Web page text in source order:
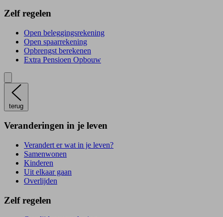
Zelf regelen
Open beleggingsrekening
Open spaarrekening
Opbrengst berekenen
Extra Pensioen Opbouw
terug
Veranderingen in je leven
Verandert er wat in je leven?
Samenwonen
Kinderen
Uit elkaar gaan
Overlijden
Zelf regelen